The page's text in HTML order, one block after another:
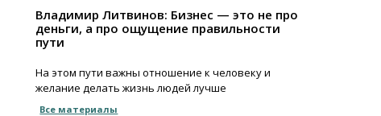
Владимир Литвинов: Бизнес — это не про
деньги, а про ощущение правильности
пути
На этом пути важны отношение к человеку и
желание делать жизнь людей лучше
Все материалы